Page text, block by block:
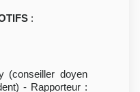
:
(conseiller doyen
- Rapporteur :